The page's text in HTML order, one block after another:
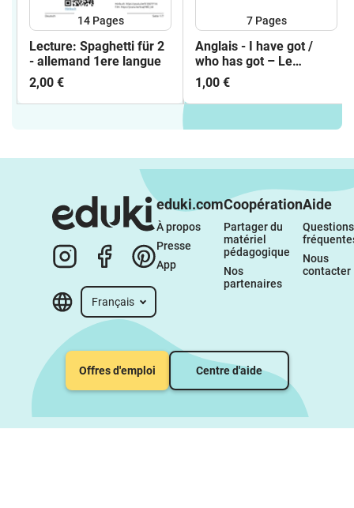
14 Pages
Lecture: Spaghetti für 2
- allemand 1ere langue
2,00 €
7 Pages
Anglais - I have got /
who has got – Le
matériel de classe
1,00 €
Français
eduki.com
À propos
Presse
App
Coopération
Partager du
matériel
pédagogique
Nos
partenaires
Aide
Questions
Nous
contacter
Offres d'emploi Centre d'aide